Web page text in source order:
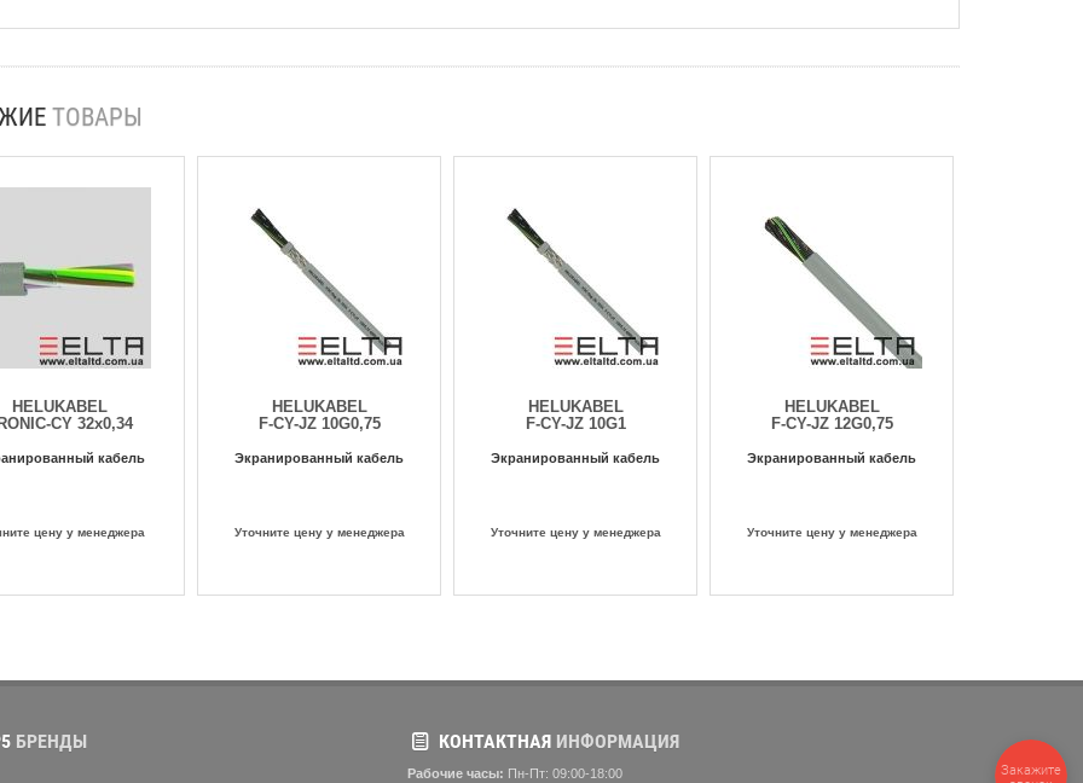
ТОВАРЫ
HELUKABEL
CY 32х0,34
кабель
цену у менеджера
HELUKABEL
F-CY-JZ 10G0,75
Экранированный кабель
Уточните цену у менеджера
HELUKABEL
F-CY-JZ 10G1
Экранированный кабель
Уточните цену у менеджера
HELUKABEL
F-CY-JZ 12G0,75
Экранированный кабель
Уточните цену у менеджера
БРЕНДЫ КОНТАКТНАЯИНФОРМАЦИЯ
Рабочие часы: Пн-Пт: 09:00-18:00
Закажите